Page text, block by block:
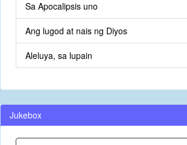
Sa Apocalipsis uno
Ang lugod at nais ng Diyos
Aleluya, sa lupain
Jukebox